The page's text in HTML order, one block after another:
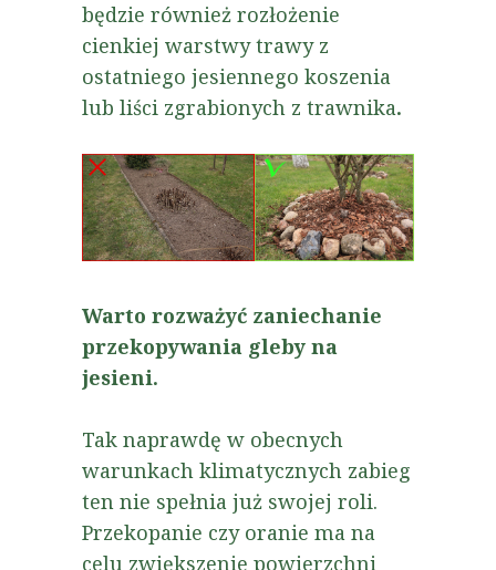
będzie również rozłożenie
cienkiej warstwy trawy z
ostatniego jesiennego koszenia
lub liści zgrabionych z trawnika.
Warto rozważyć zaniechanie
przekopywania gleby na
jesieni.
Tak naprawdę w obecnych
warunkach klimatycznych zabieg
ten nie spełnia już swojej roli.
Przekopanie czy oranie ma na
celu zwiększenie powierzchni